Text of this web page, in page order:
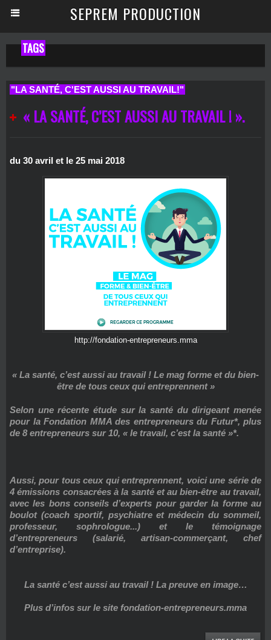
SEPREM PRODUCTION
TAGS
"LA SANTÉ, C'EST AUSSI AU TRAVAIL!"
« LA SANTÉ, C’EST AUSSI AU TRAVAIL ! ».
du 30 avril et le 25 mai 2018
http://fondation-entrepreneurs.mma
« La santé, c’est aussi au travail ! Le mag forme et du bien-
être de tous ceux qui entreprennent »
Selon une récente étude sur la santé du dirigeant menée
pour la Fondation MMA des entrepreneurs du Futur*, plus
de 8 entrepreneurs sur 10, « le travail, c’est la santé »*.
Aussi, pour tous ceux qui entreprennent, voici une série de
4 émissions consacrées à la santé et au bien-être au travail,
avec les bons conseils d’experts pour garder la forme au
boulot (coach sportif, psychiatre et médecin du sommeil,
professeur, sophrologue...) et le témoignage
d’entrepreneurs (salarié, artisan-commerçant, chef
d’entreprise).
La santé c’est aussi au travail ! La preuve en image…
Plus d’infos sur le site fondation-entrepreneurs.mma